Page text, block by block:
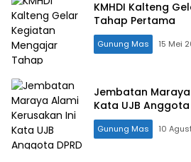
KMHDI Kalteng
Tahap Pertama
Gunung Mas 15 Mei
Jembatan
Kata UJB Anggota
Gunung Mas 10